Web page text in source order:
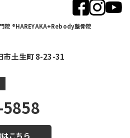
院 ®HAREYAKA+Rebody整骨院
市土生町 8-23-31
こちら